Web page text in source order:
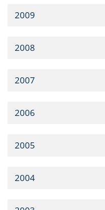
2009
2008
2007
2006
2005
2004